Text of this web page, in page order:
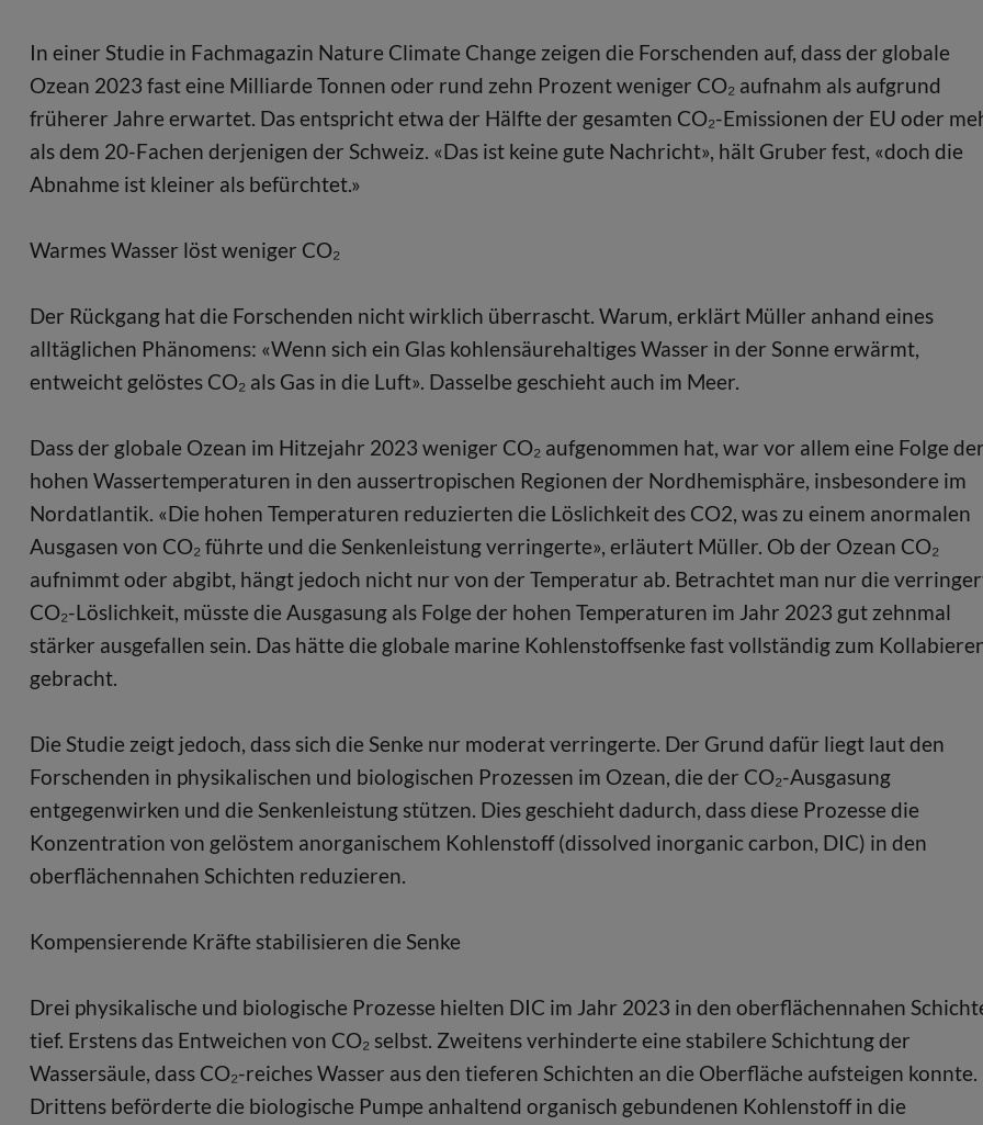
In einer Studie in Fachmagazin Nature Climate Change zeigen die Forschenden auf, dass der globale
Ozean 2023 fast eine Milliarde Tonnen oder rund zehn Prozent weniger CO₂ aufnahm als aufgrund
früherer Jahre erwartet. Das entspricht etwa der Hälfte der gesamten CO₂-Emissionen der EU oder
als dem 20-Fachen derjenigen der Schweiz. «Das ist keine gute Nachricht», hält Gruber fest, «doch die
Abnahme ist kleiner als befürchtet.»
Warmes Wasser löst weniger CO₂
Der Rückgang hat die Forschenden nicht wirklich überrascht. Warum, erklärt Müller anhand eines
alltäglichen Phänomens: «Wenn sich ein Glas kohlensäurehaltiges Wasser in der Sonne erwärmt,
entweicht gelöstes CO₂ als Gas in die Luft». Dasselbe geschieht auch im Meer.
Dass der globale Ozean im Hitzejahr 2023 weniger CO₂ aufgenommen hat, war vor allem eine Folge der
hohen Wassertemperaturen in den aussertropischen Regionen der Nordhemisphäre, insbesondere im
Nordatlantik. «Die hohen Temperaturen reduzierten die Löslichkeit des CO2, was zu einem anormalen
Ausgasen von CO₂ führte und die Senkenleistung verringerte», erläutert Müller. Ob der Ozean CO₂
aufnimmt oder abgibt, hängt jedoch nicht nur von der Temperatur ab. Betrachtet man nur die
CO₂-Löslichkeit, müsste die Ausgasung als Folge der hohen Temperaturen im Jahr 2023 gut zehnmal
stärker ausgefallen sein. Das hätte die globale marine Kohlenstoffsenke fast vollständig zum
gebracht.
Die Studie zeigt jedoch, dass sich die Senke nur moderat verringerte. Der Grund dafür liegt laut den
Forschenden in physikalischen und biologischen Prozessen im Ozean, die der CO₂-Ausgasung
entgegenwirken und die Senkenleistung stützen. Dies geschieht dadurch, dass diese Prozesse die
Konzentration von gelöstem anorganischem Kohlenstoff (dissolved inorganic carbon, DIC) in den
oberflächennahen Schichten reduzieren.
Kompensierende Kräfte stabilisieren die Senke
Drei physikalische und biologische Prozesse hielten DIC im Jahr 2023 in den oberflächennahen
tief. Erstens das Entweichen von CO₂ selbst. Zweitens verhinderte eine stabilere Schichtung der
Wassersäule, dass CO₂-reiches Wasser aus den tieferen Schichten an die Oberfläche aufsteigen konnte.
Drittens beförderte die biologische Pumpe anhaltend organisch gebundenen Kohlenstoff in die